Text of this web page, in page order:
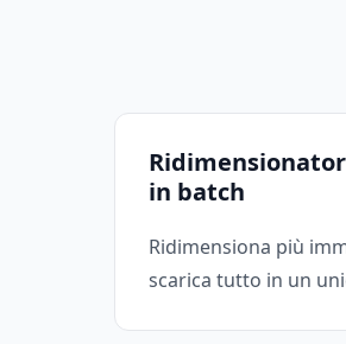
in batch
Ridimensiona più
scarica tutto in un